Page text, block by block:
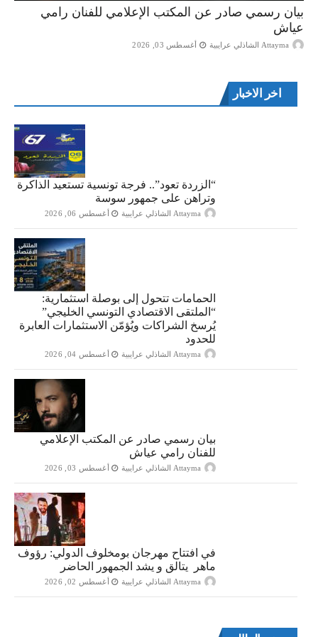
بيان رسمي صادر عن المكتب الإعلامي للفنان رامي
عياش
Attayma الشاذلي عرايبية أغسطس 03, 2026
اخر الاخبار
“الزردة تعود”.. فرجة تونسية تستعيد الذاكرة
وتراهن على جمهور سوسة
Attayma الشاذلي عرايبية أغسطس 06, 2026
الحمامات تتحول إلى بوصلة استثمارية:
“الملتقى الاقتصادي التونسي الخليجي”
يُرسخ الشراكات ويُؤمّن الاستثمارات العابرة
للحدود
Attayma الشاذلي عرايبية أغسطس 04, 2026
بيان رسمي صادر عن المكتب الإعلامي
للفنان رامي عياش
Attayma الشاذلي عرايبية أغسطس 03, 2026
في افتتاح مهرجان بومخلوف الدولي: رؤوف
ماهر يتالق و يشد الجمهور الحاضر
Attayma الشاذلي عرايبية أغسطس 02, 2026